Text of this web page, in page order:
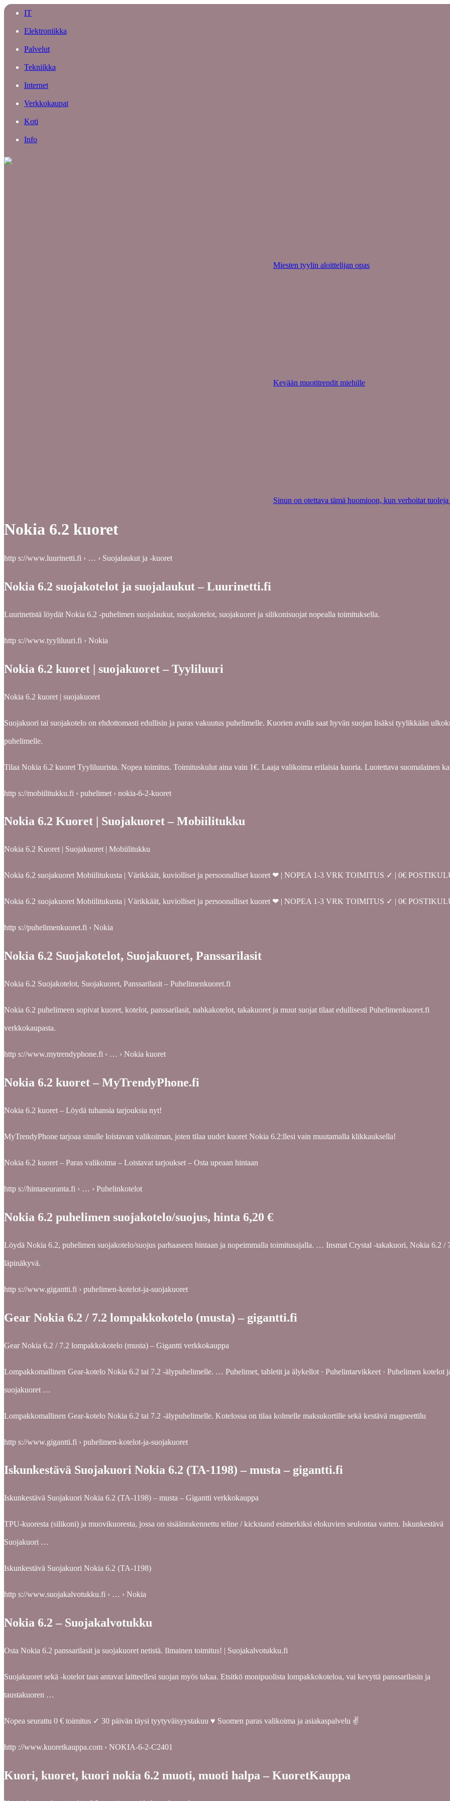
IT
Elektroniikka
Palvelut
Tekniikka
Internet
Verkkokaupat
Koti
Info
Miesten tyylin aloittelijan opas
Kevään muotitrendit miehille
Sinun on otettava tämä huomioon, kun verhoitat
Nokia 6.2 kuoret
http s://www.luurinetti.fi › … › Suojalaukut ja -kuoret
Nokia 6.2 suojakotelot ja suojalaukut – Luurinetti.fi
Luurinetistä löydät Nokia 6.2 -puhelimen suojalaukut, suojakotelot, suojakuoret ja silikonisuojat nopealla toimituksella.
http s://www.tyyliluuri.fi › Nokia
Nokia 6.2 kuoret | suojakuoret – Tyyliluuri
Nokia 6.2 kuoret | suojakuoret
Suojakuori tai suojakotelo on ehdottomasti edullisin ja paras vakuutus puhelimelle. Kuorien avulla saat hyvän suojan lisäksi tyylikkään
puhelimelle.
Tilaa Nokia 6.2 kuoret Tyyliluurista. Nopea toimitus. Toimituskulut aina vain 1€. Laaja valikoima erilaisia kuoria. Luotettava suomalainen
http s://mobiilitukku.fi › puhelimet › nokia-6-2-kuoret
Nokia 6.2 Kuoret | Suojakuoret – Mobiilitukku
Nokia 6.2 Kuoret | Suojakuoret | Mobiilitukku
Nokia 6.2 suojakuoret Mobiilitukusta | Värikkäät, kuviolliset ja persoonalliset kuoret ❤ | NOPEA 1-3 VRK TOIMITUS ✓ | 0€
Nokia 6.2 suojakuoret Mobiilitukusta | Värikkäät, kuviolliset ja persoonalliset kuoret ❤ | NOPEA 1-3 VRK TOIMITUS ✓ | 0€
http s://puhelimenkuoret.fi › Nokia
Nokia 6.2 Suojakotelot, Suojakuoret, Panssarilasit
Nokia 6.2 Suojakotelot, Suojakuoret, Panssarilasit – Puhelimenkuoret.fi
Nokia 6.2 puhelimeen sopivat kuoret, kotelot, panssarilasit, nahkakotelot, takakuoret ja muut suojat tilaat edullisesti Puhelimenkuoret.fi
verkkokaupasta.
http s://www.mytrendyphone.fi › … › Nokia kuoret
Nokia 6.2 kuoret – MyTrendyPhone.fi
Nokia 6.2 kuoret – Löydä tuhansia tarjouksia nyt!
MyTrendyPhone tarjoaa sinulle loistavan valikoiman, joten tilaa uudet kuoret Nokia 6.2:llesi vain muutamalla klikkauksella!
Nokia 6.2 kuoret – Paras valikoima – Loistavat tarjoukset – Osta upeaan hintaan
http s://hintaseuranta.fi › … › Puhelinkotelot
Nokia 6.2 puhelimen suojakotelo/suojus, hinta 6,20 €
Löydä Nokia 6.2, puhelimen suojakotelo/suojus parhaaseen hintaan ja nopeimmalla toimitusajalla. … Insmat Crystal -takakuori, Nokia 6.2 /
läpinäkyvä.
http s://www.gigantti.fi › puhelimen-kotelot-ja-suojakuoret
Gear Nokia 6.2 / 7.2 lompakkokotelo (musta) – gigantti.fi
Gear Nokia 6.2 / 7.2 lompakkokotelo (musta) – Gigantti verkkokauppa
Lompakkomallinen Gear-kotelo Nokia 6.2 tai 7.2 -älypuhelimelle. … Puhelimet, tabletit ja älykellot · Puhelintarvikkeet · Puhelimen kotelot
suojakuoret …
Lompakkomallinen Gear-kotelo Nokia 6.2 tai 7.2 -älypuhelimelle. Kotelossa on tilaa kolmelle maksukortille sekä kestävä magneettilu
http s://www.gigantti.fi › puhelimen-kotelot-ja-suojakuoret
Iskunkestävä Suojakuori Nokia 6.2 (TA-1198) – musta – gigantti.fi
Iskunkestävä Suojakuori Nokia 6.2 (TA-1198) – musta – Gigantti verkkokauppa
TPU-kuoresta (silikoni) ja muovikuoresta, jossa on sisäänrakennettu teline / kickstand esimerkiksi elokuvien seulontaa varten. Iskunkestävä
Suojakuori …
Iskunkestävä Suojakuori Nokia 6.2 (TA-1198)
http s://www.suojakalvotukku.fi › … › Nokia
Nokia 6.2 – Suojakalvotukku
Osta Nokia 6.2 panssarilasit ja suojakuoret netistä. Ilmainen toimitus! | Suojakalvotukku.fi
Suojakuoret sekä -kotelot taas antavat laitteellesi suojan myös takaa. Etsitkö monipuolista lompakkokoteloa, vai kevyttä panssarilasin ja
taustakuoren …
Nopea seurattu 0 € toimitus ✓ 30 päivän täysi tyytyväisyystakuu ♥ Suomen paras valikoima ja asiakaspalvelu ✌
http ://www.kuoretkauppa.com › NOKIA-6-2-C2401
Kuori, kuoret, kuori nokia 6.2 muoti, muoti halpa – KuoretKauppa